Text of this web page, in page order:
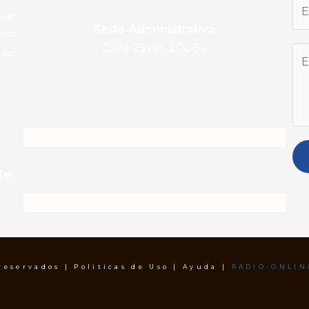
| Politicas de Uso | Ayuda | RADIO-